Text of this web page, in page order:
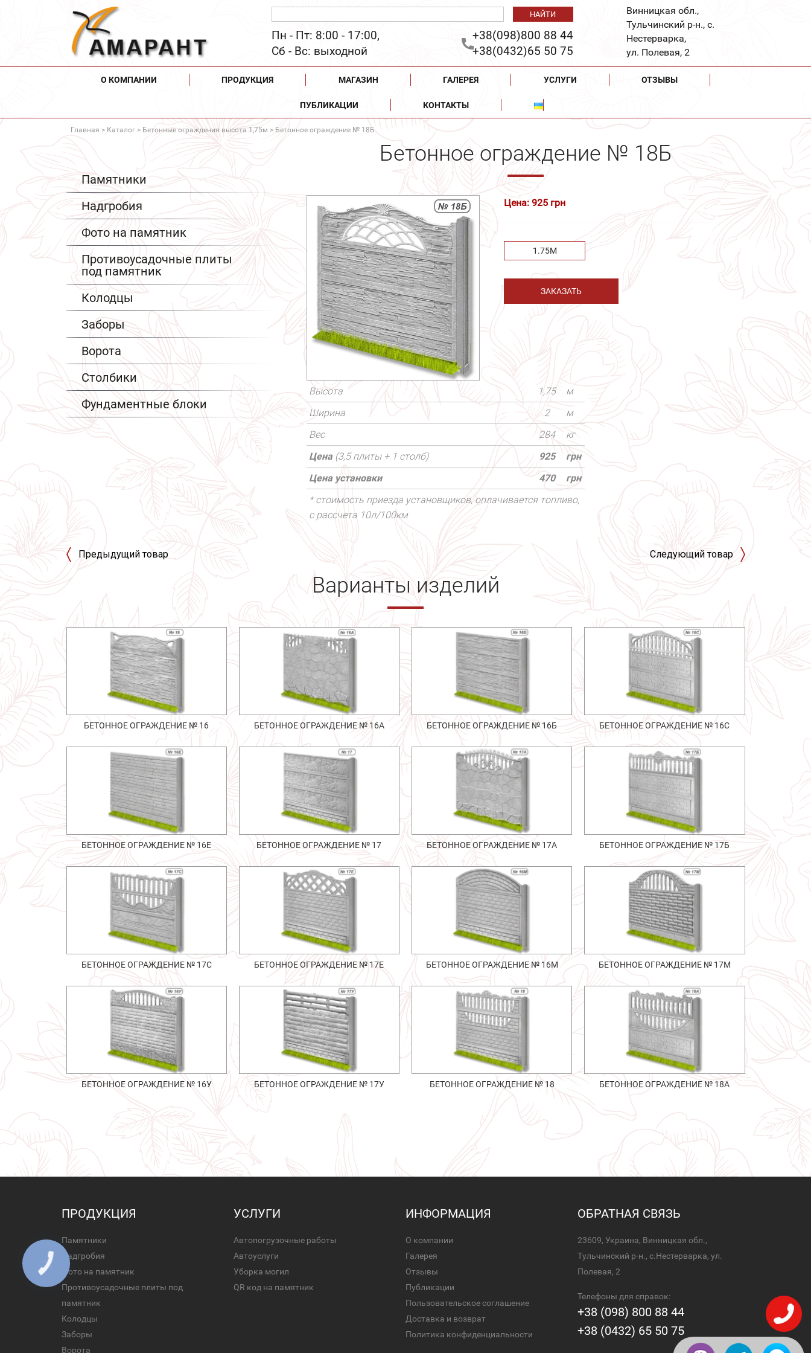
Пн - Пт: 8:00 - 17:00,
Сб - Вс: выходной
+38(098)800 88 44
+38(0432)65 50 75
Винницкая обл.,
Тульчинский р-н., с.
Нестерварка,
ул. Полевая, 2
О КОМПАНИИ ПРОДУКЦИЯ МАГАЗИН ГАЛЕРЕЯ УСЛУГИ ОТЗЫВЫ
ПУБЛИКАЦИИ КОНТАКТЫ
Главная > Каталог > Бетонные ограждения высота 1,75м > Бетонное ограждение № 18Б
Памятники
Надгробия
Фото на памятник
Противоусадочные плиты
под памятник
Колодцы
Заборы
Ворота
Столбики
Фундаментные блоки
Бетонное ограждение № 18Б
Цена: 925 грн
1.75М
ЗАКАЗАТЬ
Высота 1,75
м
Ширина
2
м
Вес
284
кг
Цена (3,5 плиты + 1 столб) 925
грн
Цена установки
470
грн
* стоимость приезда установщиков, оплачивается топливо,
с рассчета 10л/100км
Предыдущий товар Следующий товар
Варианты изделий
БЕТОННОЕ ОГРАЖДЕНИЕ № 16 БЕТОННОЕ ОГРАЖДЕНИЕ № 16А БЕТОННОЕ ОГРАЖДЕНИЕ № 16Б БЕТОННОЕ ОГРАЖДЕНИЕ № 16С
БЕТОННОЕ ОГРАЖДЕНИЕ № 16Е БЕТОННОЕ ОГРАЖДЕНИЕ № 17 БЕТОННОЕ ОГРАЖДЕНИЕ № 17А БЕТОННОЕ ОГРАЖДЕНИЕ № 17Б
БЕТОННОЕ ОГРАЖДЕНИЕ № 17С БЕТОННОЕ ОГРАЖДЕНИЕ № 17Е БЕТОННОЕ ОГРАЖДЕНИЕ № 16М БЕТОННОЕ ОГРАЖДЕНИЕ № 17М
БЕТОННОЕ ОГРАЖДЕНИЕ № 16У БЕТОННОЕ ОГРАЖДЕНИЕ № 17У БЕТОННОЕ ОГРАЖДЕНИЕ № 18 БЕТОННОЕ ОГРАЖДЕНИЕ № 18А
ПРОДУКЦИЯ
Памятники
Надгробия
Фото на памятник
Противоусадочные плиты под
памятник
Колодцы
Заборы
Ворота
УСЛУГИ
Автопогрузочные работы
Автоуслуги
Уборка могил
QR код на памятник
ИНФОРМАЦИЯ
О компании
Галерея
Отзывы
Публикации
Пользовательское соглашение
Доставка и возврат
Политика конфиденциальности
ОБРАТНАЯ СВЯЗЬ
23609, Украина, Винницкая обл.,
Тульчинский р-н., с.Нестерварка, ул.
Полевая, 2
Телефоны для справок:
+38 (098) 800 88 44
+38 (0432) 65 50 75